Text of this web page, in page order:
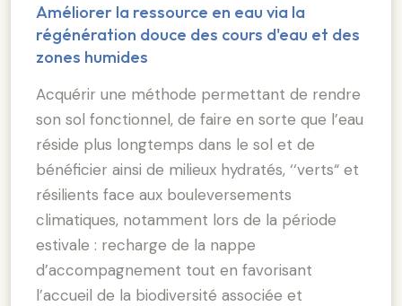
Améliorer la ressource en eau via la
régénération douce des cours d'eau et des
zones humides
Acquérir une méthode permettant de rendre
son sol fonctionnel, de faire en sorte que l’eau
réside plus longtemps dans le sol et de
bénéficier ainsi de milieux hydratés, ‘‘verts“ et
résilients face aux bouleversements
climatiques, notamment lors de la période
estivale : recharge de la nappe
d’accompagnement tout en favorisant
l’accueil de la biodiversité associée et